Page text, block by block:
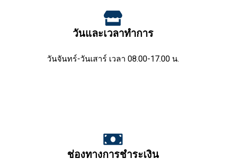
วันและเวลาทำการ
วันจันทร์-วันเสาร์ เวลา 08.00-17.00 น.
ช่องทางการชำระเงิน